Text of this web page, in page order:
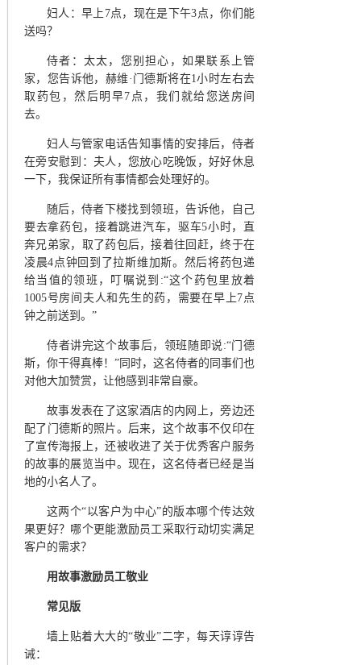
妇人 ：早上 7点，现在是下午3点，你们能
送吗？
侍者 ： 太太，您别担心，如果联系上管
家，您告诉他，赫维·门德斯将在1小时左右去
取药包，然后明早7点，我们就给您送房间
去。
妇人与管家电话告知事情的安排后，侍者
在旁安慰到：夫人，您放心吃晚饭，好好休息
一下，我保证所有事情都会处理好的。
随后，侍者下楼找到领班，告诉他，自己
要去拿药包，接着跳进汽车，驱车5小时，直
奔兄弟家，取了药包后，接着往回赶，终于在
凌晨4点钟回到了拉斯维加斯。然后将药包递
给当值的领班，叮嘱说到:“这个药包里放着
1005号房间夫人和先生的药，需要在早上7点
钟之前送到。”
侍者讲完这个故事后，领班随即说:“门德
斯，你干得真棒！ ”同时，这名侍者的同事们也
对他大加赞赏，让他感到非常自豪。
故事发表在了这家酒店的内网上，旁边还
配了门德斯的照片。后来，这个故事不仅印在
了宣传海报上，还被收进了关于优秀客户服务
的故事的展览当中。现在，这名侍者已经是当
地的小名人了。
这两个“以客户为中心”的版本哪个传达效
果更好？哪个更能激励员工采取行动切实满足
客户的需求？
用故事激励员工敬业
常见版
墙上贴着大大的“敬业”二字，每天谆谆告
诫：